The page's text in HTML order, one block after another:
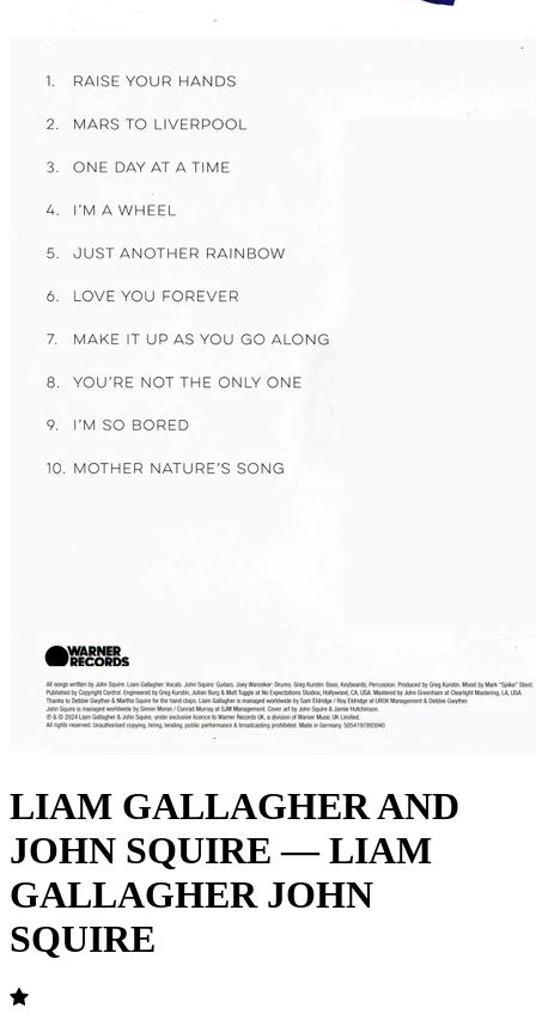
LIAM GALLAGHER AND
JOHN SQUIRE — LIAM
GALLAGHER JOHN
SQUIRE